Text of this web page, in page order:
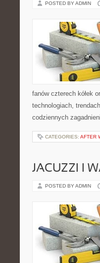
POSTED BY ADMIN
fanów czterech kółek
technologiach,
codziennych
CATEGORIES: AFTER
JACUZZI I
POSTED BY ADMIN